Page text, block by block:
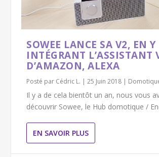
SOWEE LANCE SA V2, EN Y
INTÉGRANT L’ASSISTANT
D’AMAZON, ALEXA
Posté par Cédric L. |25 Juin 2018 |
Il y a de cela bientôt un an, nous vous
découvrir Sowee, le Hub domotique /
EN SAVOIR PLUS